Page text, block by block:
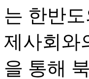
는 한반
제사회와
을 통해